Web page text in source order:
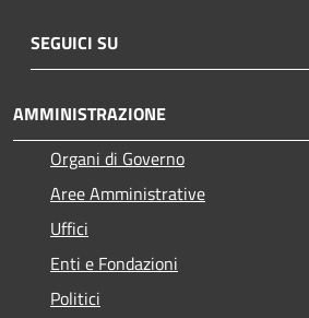
SEGUICI SU
AMMINISTRAZIONE
Organi di Governo
Aree Amministrative
Uffici
Enti e Fondazioni
Politici